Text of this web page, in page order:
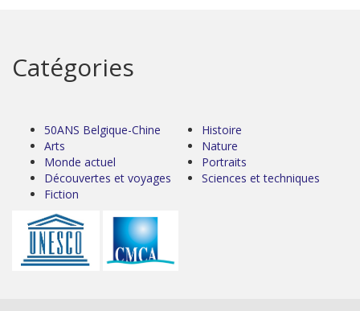
Catégories
50ANS Belgique-Chine
Arts
Monde actuel
Découvertes et voyages
Fiction
Histoire
Nature
Portraits
Sciences et techniques